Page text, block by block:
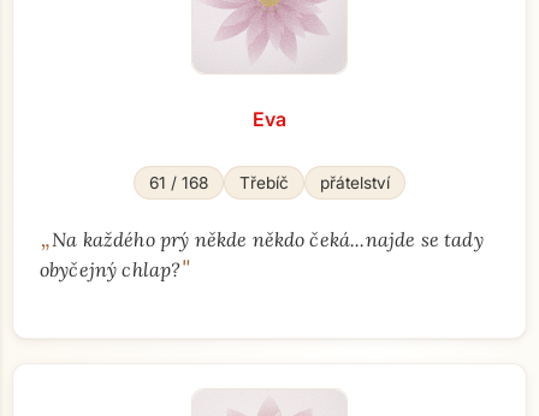
Eva
61 / 168 Třebíč přátelství
„Na každého prý někde někdo čeká...najde se tady
obyčejný chlap?"